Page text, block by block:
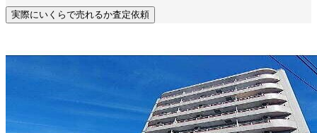
実際にいくらで売れるか査定依頼